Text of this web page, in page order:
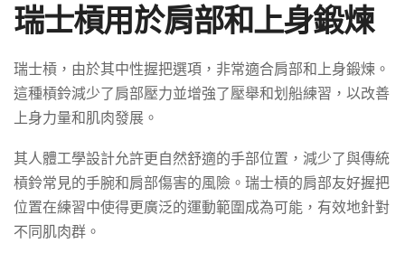
瑞士槓用於肩部和上身鍛煉
瑞士槓，由於其中性握把選項，非常適合肩部和上身鍛煉。
這種槓鈴減少了肩部壓力並增強了壓舉和划船練習，以改善
上身力量和肌肉發展。
其人體工學設計允許更自然舒適的手部位置，減少了與傳統
槓鈴常見的手腕和肩部傷害的風險。瑞士槓的肩部友好握把
位置在練習中使得更廣泛的運動範圍成為可能，有效地針對
不同肌肉群。